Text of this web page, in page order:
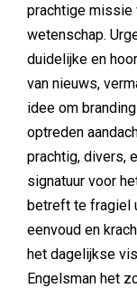
prachtige missie
wetenschap.
duidelijke en
van nieuws,
idee om
optreden
prachtig, divers,
signatuur voor
betreft te fragiel
eenvoud en
het dagelijkse
Engelsman het